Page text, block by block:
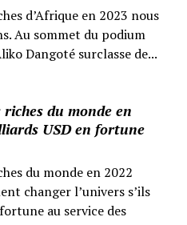
d’Afrique en 2023 nous
Au sommet du podium
Dangoté surclasse de...
riches du monde en
USD en fortune
du monde en 2022
changer l’univers s’ils
au service des